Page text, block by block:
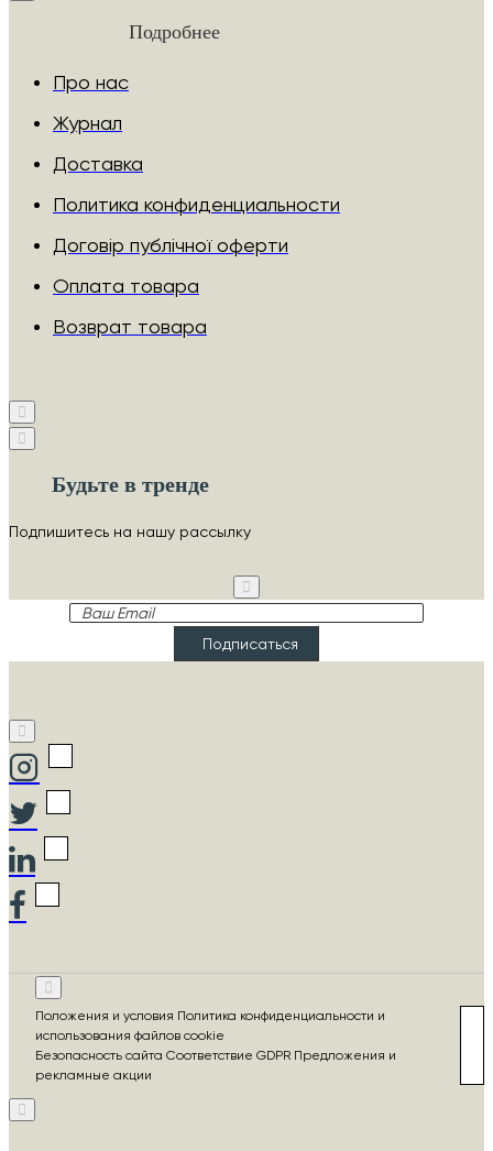
Подробнее
Про нас
Журнал
Доставка
Политика конфиденциальности
Договір публічної оферти
Оплата товара
Возврат товара
Будьте в тренде
Подпишитесь на нашу рассылку
Ваш
Подписаться
Положения и условия Политика конфиденциальности и
использования файлов cookie
Безопасность сайта Соответствие GDPR Предложения и
рекламные акции